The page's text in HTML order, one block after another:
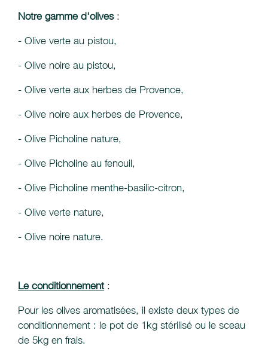
Notre gamme d'olives:
- Olive verte au pistou,
- Olive noire au pistou,
- Olive verte aux herbes de Provence,
- Olive noire aux herbes de Provence,
- Olive Picholine nature,
- Olive Picholine au fenouil,
- Olive Picholine menthe-basilic-citron,
- Olive verte nature,
- Olive noire nature.
Le conditionnement:
Pour les olives aromatisées, il existe deux types de
conditionnement : le pot de 1kg stérilisé ou le sceau
de 5kg en frais.